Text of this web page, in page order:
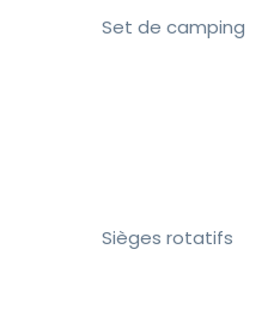
Set de camping
Sièges rotatifs